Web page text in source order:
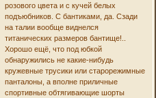
розового цвета и с кучей белых
подъюбников. С бантиками, да. Сзади
на талии вообще виднелся
титанических размеров бантище!..
Хорошо ещё, что под юбкой
обнаружились не какие-нибудь
кружевные трусики или старорежимные
панталоны, а вполне приличные
спортивные обтягивающие шорты